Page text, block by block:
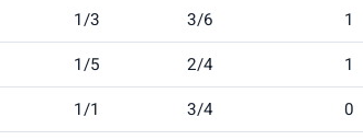
1
3/6
1/3
1
2/4
1/5
0
3/4
1/1